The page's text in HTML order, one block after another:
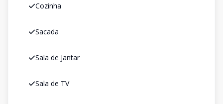
Cozinha
Sacada
Sala de Jantar
Sala de TV